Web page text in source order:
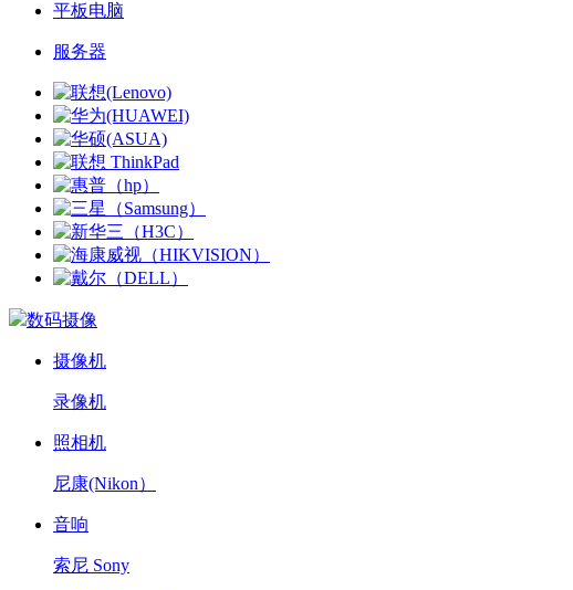
平板电脑
服务器
数码摄像
摄像机
录像机
照相机
尼康(Nikon）
音响
索尼 Sony